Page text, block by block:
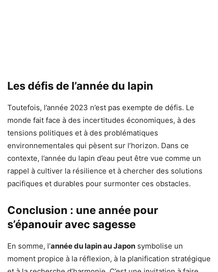
Les défis de l’année du lapin
Toutefois, l’année 2023 n’est pas exempte de défis. Le
monde fait face à des incertitudes économiques, à des
tensions politiques et à des problématiques
environnementales qui pèsent sur l’horizon. Dans ce
contexte, l’année du lapin d’eau peut être vue comme un
rappel à cultiver la résilience et à chercher des solutions
pacifiques et durables pour surmonter ces obstacles.
Conclusion : une année pour
s’épanouir avec sagesse
En somme, l’année du lapin au Japon symbolise un
moment propice à la réflexion, à la planification stratégique